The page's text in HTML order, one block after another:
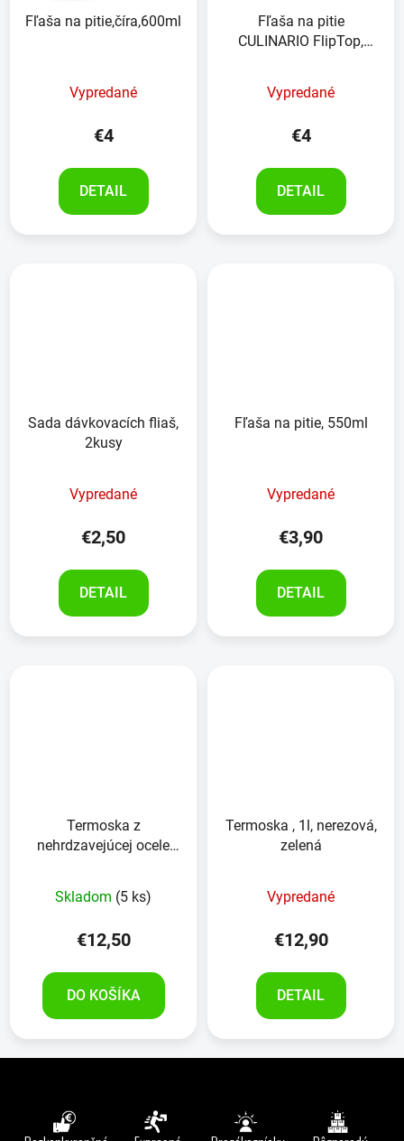
Fľaša na pitie,číra,600ml
Vypredané
€4
DETAIL
Fľaša na pitie
CULINARIO FlipTop,
Vypredané
€4
DETAIL
Sada dávkovacích fliaš,
2kusy
Vypredané
€2,50
DETAIL
Fľaša na pitie, 550ml
Vypredané
€3,90
DETAIL
Termoska z
nehrdzavejúcej ocele
Skladom (5 ks)
€12,50
DO KOŠÍKA
Termoska , 1l, nerezová,
zelená
Vypredané
€12,90
DETAIL